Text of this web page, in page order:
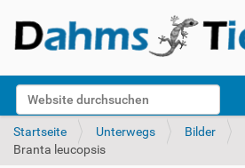
Website durchsuchen
k
Startseite Unterwegs Bilder
Branta leucopsis